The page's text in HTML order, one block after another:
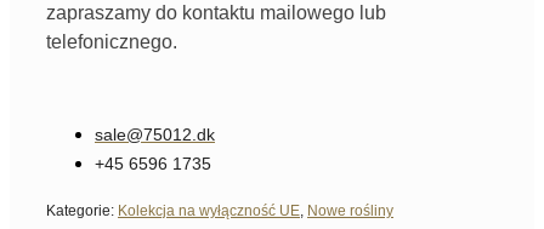
zapraszamy do kontaktu mailowego lub
telefonicznego.
sale@75012.dk
+45 6596 1735
Kategorie: Kolekcja na wyłączność UE Nowe rośliny